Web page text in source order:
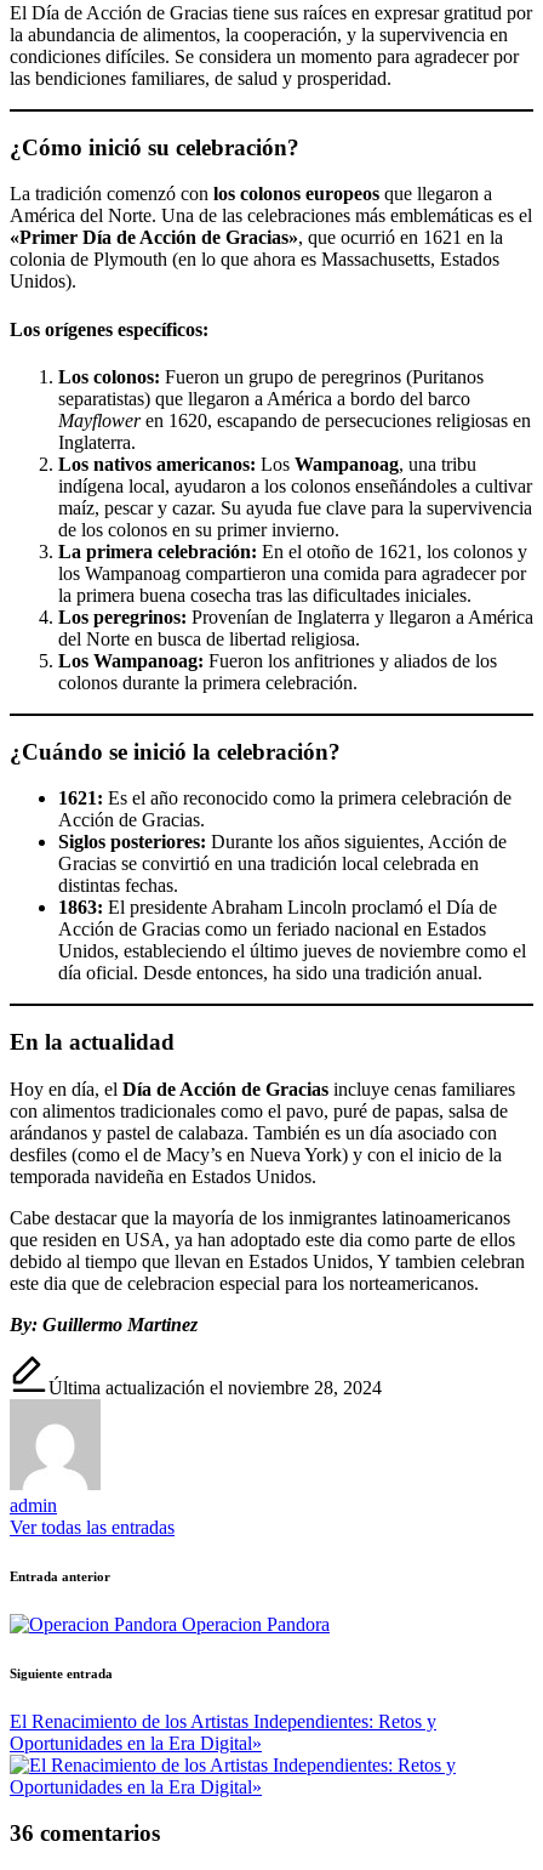
El Día de Acción de Gracias tiene sus raíces en expresar gratitud por
la abundancia de alimentos, la cooperación, y la supervivencia en
condiciones difíciles. Se considera un momento para agradecer por
las bendiciones familiares, de salud y prosperidad.
¿Cómo inició su celebración?
La tradición comenzó con los colonos europeos que llegaron a
América del Norte. Una de las celebraciones más emblemáticas es el
«Primer Día de Acción de Gracias», que ocurrió en 1621 en la
colonia de Plymouth (en lo que ahora es Massachusetts, Estados
Unidos).
Los orígenes específicos:
Los colonos: Fueron un grupo de peregrinos (Puritanos
separatistas) que llegaron a América a bordo del barco
Mayfloweren 1620, escapando de persecuciones religiosas en
Inglaterra.
Los nativos americanos: Los Wampanoag, una tribu
indígena local, ayudaron a los colonos enseñándoles a cultivar
maíz, pescar y cazar. Su ayuda fue clave para la supervivencia
de los colonos en su primer invierno.
La primera celebración: En el otoño de 1621, los colonos y
los Wampanoag compartieron una comida para agradecer por
la primera buena cosecha tras las dificultades iniciales.
Los peregrinos: Provenían de Inglaterra y llegaron a América
del Norte en busca de libertad religiosa.
Los Wampanoag: Fueron los anfitriones y aliados de los
colonos durante la primera celebración.
¿Cuándo se inició la celebración?
1621: Es el año reconocido como la primera celebración de
Acción de Gracias.
Siglos posteriores: Durante los años siguientes, Acción de
Gracias se convirtió en una tradición local celebrada en
distintas fechas.
1863: El presidente Abraham Lincoln proclamó el Día de
Acción de Gracias como un feriado nacional en Estados
Unidos, estableciendo el último jueves de noviembre como el
día oficial. Desde entonces, ha sido una tradición anual.
En la actualidad
Hoy en día, el Día de Acción de Gracias incluye cenas familiares
con alimentos tradicionales como el pavo, puré de papas, salsa de
arándanos y pastel de calabaza. También es un día asociado con
desfiles (como el de Macy’s en Nueva York) y con el inicio de la
temporada navideña en Estados Unidos.
Cabe destacar que la mayoría de los inmigrantes latinoamericanos
que residen en USA, ya han adoptado este dia como parte de ellos
debido al tiempo que llevan en Estados Unidos, Y tambien celebran
este dia que de celebracion especial para los norteamericanos.
By: Guillermo Martinez
Última actualización el noviembre 28, 2024
admin
Ver todas las entradas
Navegación
de
Entrada anterior
Operacion Pandora
Siguiente entrada
El Renacimiento de los Artistas Independientes: Retos y
Oportunidades en la Era Digital»
36 comentarios